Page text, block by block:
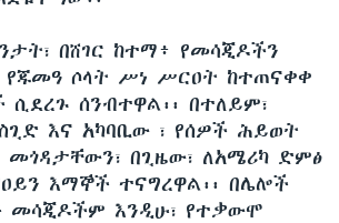
በሸገር ከተማ፥ የመሳጂዶችን
የጁመዓ ሶላት ሥነ ሥርዐት ከተጠናቀቀ
ሰንብተዋል፡፡ በተለይም፣
እና አካባቢው ፣ የሰዎች ሕይወት
መጎዳታቸውን፣ በጊዜው፣ ለአሜሪካ ድምፅ
እማኞች ተናግረዋል፡፡ በሌሎች
መሳጂዶችም እንዲሁ፣ የተቃውሞ